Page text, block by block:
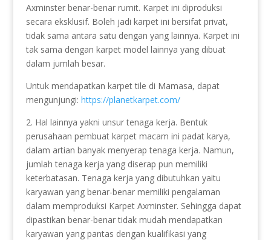
Axminster benar-benar rumit. Karpet ini diproduksi
secara eksklusif. Boleh jadi karpet ini bersifat privat,
tidak sama antara satu dengan yang lainnya. Karpet ini
tak sama dengan karpet model lainnya yang dibuat
dalam jumlah besar.
Untuk mendapatkan karpet tile di Mamasa, dapat
mengunjungi: https://planetkarpet.com/
2. Hal lainnya yakni unsur tenaga kerja. Bentuk
perusahaan pembuat karpet macam ini padat karya,
dalam artian banyak menyerap tenaga kerja. Namun,
jumlah tenaga kerja yang diserap pun memiliki
keterbatasan. Tenaga kerja yang dibutuhkan yaitu
karyawan yang benar-benar memiliki pengalaman
dalam memproduksi Karpet Axminster. Sehingga dapat
dipastikan benar-benar tidak mudah mendapatkan
karyawan yang pantas dengan kualifikasi yang